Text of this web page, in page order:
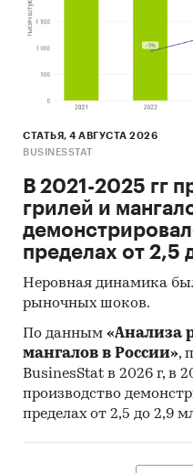
СТАТЬЯ, 4 АВГУСТА 2026
BUSINESSTAT
В 2021-2025 гг
грилей и
пределах от 2,5
Неровная динамика
рыночных шоков.
По данным «Анализа
мангалов в России»,
BusinesStat в 2026 г, в
производство
пределах от 2,5 до 2,9